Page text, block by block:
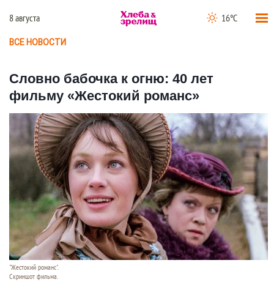
8 августа 16°C
ВСЕ НОВОСТИ
Словно бабочка к огню: 40 лет
фильму «Жестокий романс»
"Жестокий романс".
Скриншот фильма.